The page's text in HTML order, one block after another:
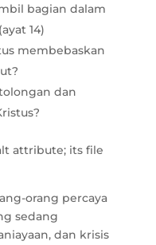
bagian dalam
14)
membebaskan
dan
orang percaya
sedang
dan krisis